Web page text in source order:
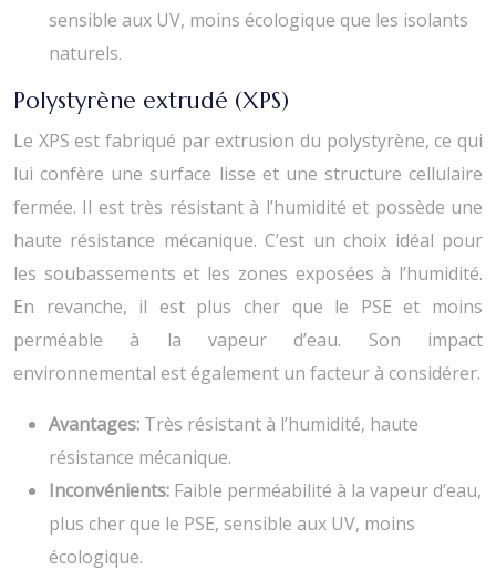
sensible aux UV, moins écologique que les isolants
naturels.
Polystyrène extrudé (XPS)
Le XPS est fabriqué par extrusion du polystyrène, ce qui
lui confère une surface lisse et une structure cellulaire
fermée. Il est très résistant à l’humidité et possède une
haute résistance mécanique. C’est un choix idéal pour
les soubassements et les zones exposées à l’humidité.
En revanche, il est plus cher que le PSE et moins
perméable à la vapeur d’eau. Son impact
environnemental est également un facteur à considérer.
Avantages: Très résistant à l’humidité, haute
résistance mécanique.
Inconvénients: Faible perméabilité à la vapeur d’eau,
plus cher que le PSE, sensible aux UV, moins
écologique.